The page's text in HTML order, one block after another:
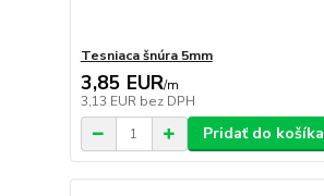
Tesniaca šnúra 5mm
3,85 EUR/m
3,13 EUR bez DPH
Pridať do košíka